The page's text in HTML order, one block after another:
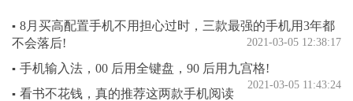
▪ 8月买高配置手机不用担心过时，三款最强的手机用3年都
不会落后!
2021-03-05 12:38:17
▪ 手机输入法，00 后用全键盘，90 后用九宫格!
2021-03-05 11:43:24
▪ 看书不花钱，真的推荐这两款手机阅读